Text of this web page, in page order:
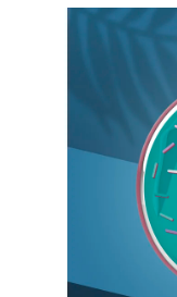
produktu